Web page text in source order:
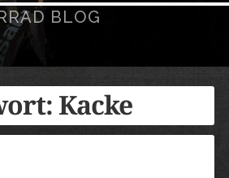
BLOG
Kacke